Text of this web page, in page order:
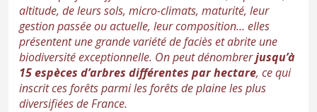
altitude, de leurs sols, micro-climats, maturité, leur
gestion passée ou actuelle, leur composition… elles
présentent une grande variété de faciès et abrite une
biodiversité exceptionnelle. On peut dénombrerjusqu’à
15 espèces d’arbres différentes par hectare, ce qui
inscrit ces forêts parmi les forêts de plaine les plus
diversifiées de France.